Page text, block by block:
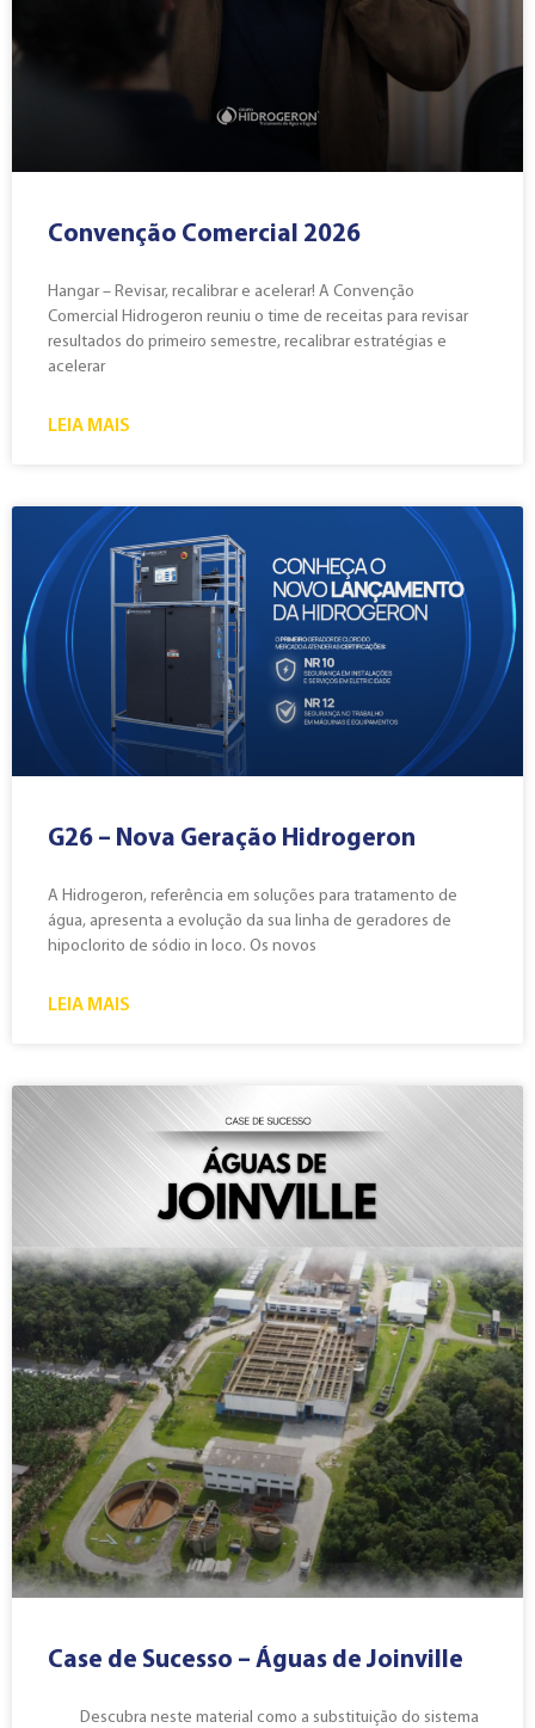
Convenção Comercial 2026
Hangar – Revisar, recalibrar e acelerar! A Convenção
Comercial Hidrogeron reuniu o time de receitas para revisar
resultados do primeiro semestre, recalibrar estratégias e
acelerar
LEIA MAIS
G26 – Nova Geração Hidrogeron
A Hidrogeron, referência em soluções para tratamento de
água, apresenta a evolução da sua linha de geradores de
hipoclorito de sódio in loco. Os novos
LEIA MAIS
Case de Sucesso – Águas de Joinville
Descubra neste material como a substituição do sistema